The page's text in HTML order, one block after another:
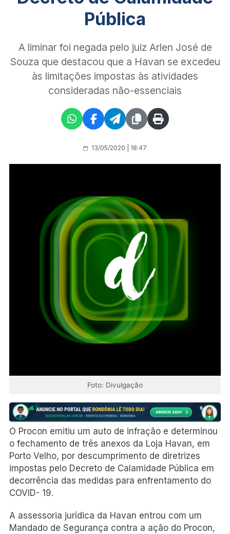
Pública
A liminar foi negada pelo juiz Arlen José de
Souza que destacou que a Havan se excedeu
às limitações impostas às atividades
consideradas não-essenciais
13/05/2020 | 18:47
Foto: Divulgação
O Procon emitiu um auto de infração e determinou
o fechamento de três anexos da Loja Havan, em
Porto Velho, por descumprimento de diretrizes
impostas pelo Decreto de Calamidade Pública em
decorrência das medidas para enfrentamento do
COVID- 19.
A assessoria jurídica da Havan entrou com um
Mandado de Segurança contra a ação do Procon,